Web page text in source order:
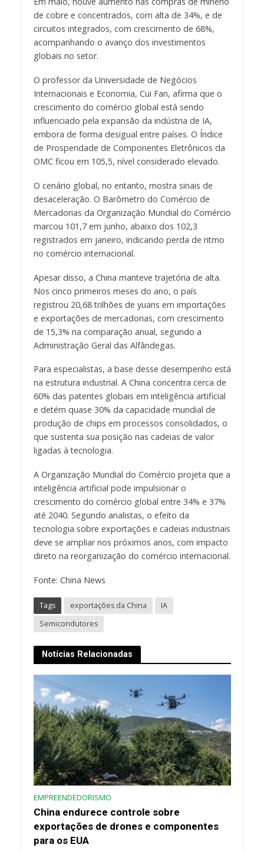
de cobre e concentrados, com alta de 34%, e de
circuitos integrados, com crescimento de 68%,
acompanhando o avanço dos investimentos
globais no setor.
O professor da Universidade de Negócios
Internacionais e Economia, Cui Fan, afirma que o
crescimento do comércio global está sendo
influenciado pela expansão da indústria de IA,
embora de forma desigual entre países. O Índice
de Prosperidade de Componentes Eletrônicos da
OMC ficou em 105,5, nível considerado elevado.
O cenário global, no entanto, mostra sinais de
desaceleração. O Barômetro do Comércio de
Mercadorias da Organização Mundial do Comércio
marcou 101,7 em junho, abaixo dos 102,3
registrados em janeiro, indicando perda de ritmo
no comércio internacional.
Apesar disso, a China manteve trajetória de alta.
Nos cinco primeiros meses do ano, o país
registrou 20,68 trilhões de yuans em importações
e exportações de mercadorias, com crescimento
de 15,3% na comparação anual, segundo a
Administração Geral das Alfândegas.
Para especialistas, a base desse desempenho está
na estrutura industrial. A China concentra cerca de
60% das patentes globais em inteligência artificial
e detém quase 30% da capacidade mundial de
produção de chips em processos consolidados, o
que sustenta sua posição nas cadeias de valor
ligadas à tecnologia.
A Organização Mundial do Comércio projeta que a
inteligência artificial pode impulsionar o
crescimento do comércio global entre 34% e 37%
até 2040. Segundo analistas, o efeito da
tecnologia sobre exportações e cadeias industriais
deve se ampliar nos próximos anos, com impacto
direto na reorganização do comércio internacional.
Fonte: China News
Tags exportações da China
IA
Semicondutores
Notícias Relacionadas
EMPREENDEDORISMO
China endurece controle sobre
exportações de drones e componentes
para os EUA